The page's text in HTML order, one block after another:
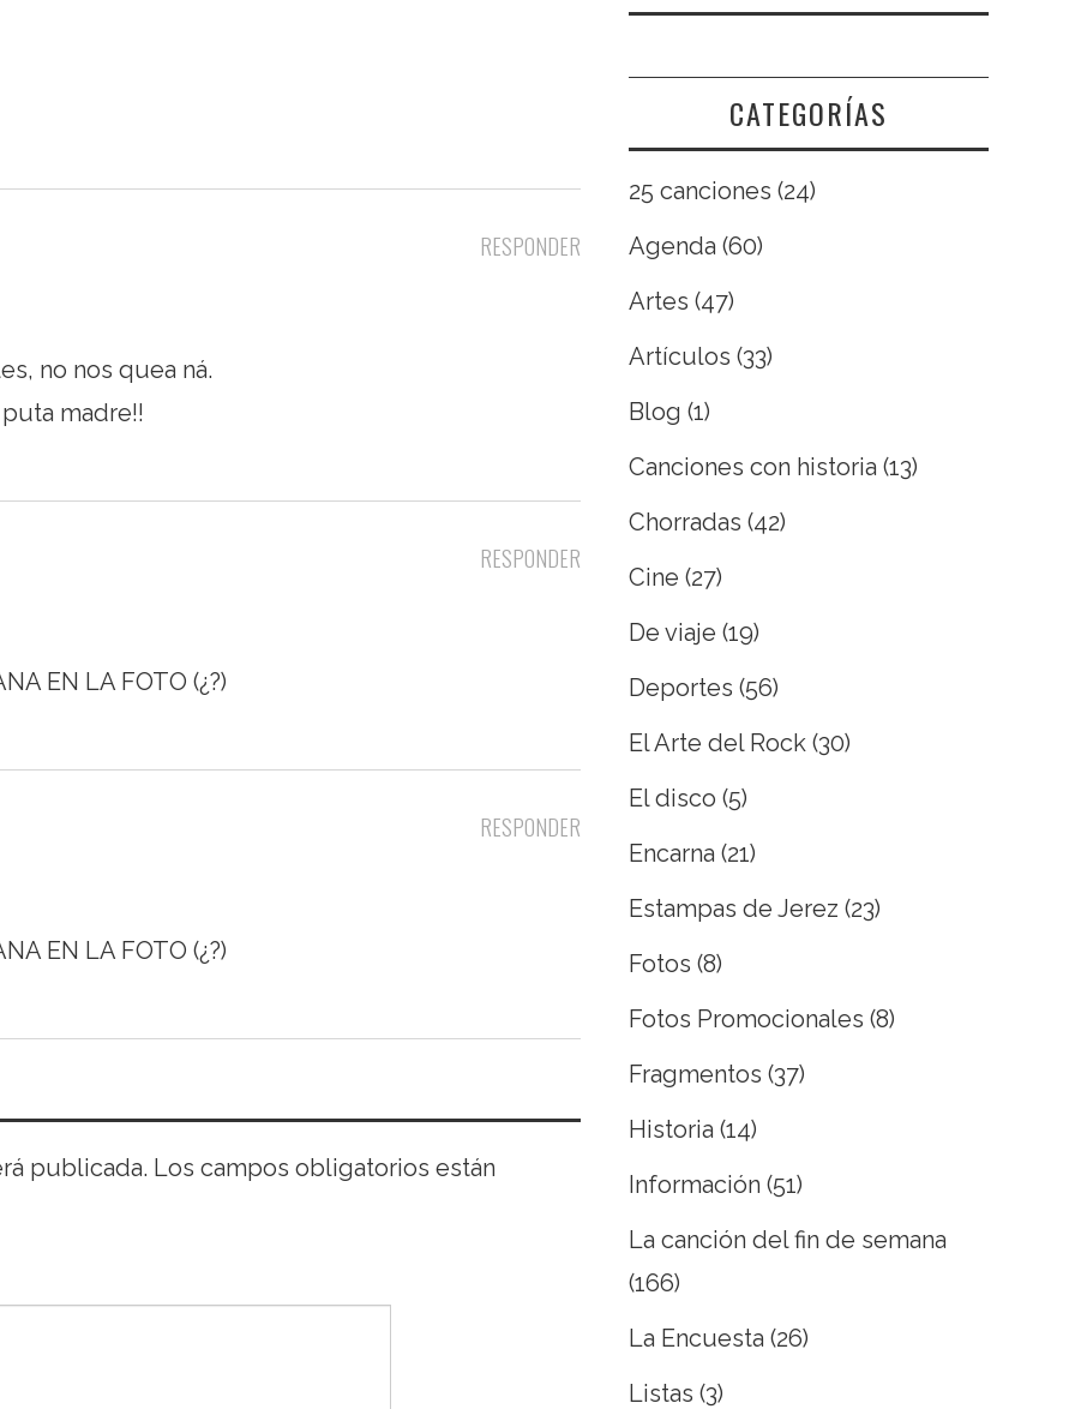
RESPONDER
no nos quea ná.
madre!!
RESPONDER
EN LA FOTO (¿?)
RESPONDER
EN LA FOTO (¿?)
publicada. Los campos obligatorios están
CATEGORÍAS
25 canciones (24)
Agenda (60)
Artes (47)
Artículos (33)
Blog (1)
Canciones con historia (13)
Chorradas (42)
Cine (27)
De viaje (19)
Deportes (56)
El Arte del Rock (30)
El disco (5)
Encarna (21)
Estampas de Jerez (23)
Fotos (8)
Fotos Promocionales (8)
Fragmentos (37)
Historia (14)
Información (51)
La canción del fin de semana
(166)
La Encuesta (26)
Listas (3)